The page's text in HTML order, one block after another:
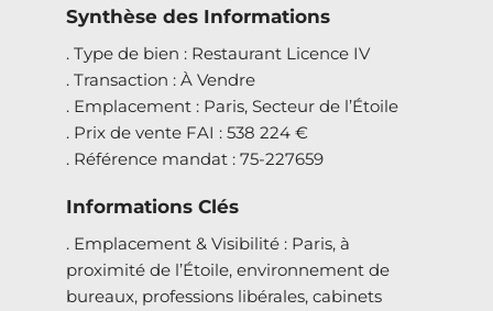
Synthèse des Informations
. Type de bien : Restaurant Licence IV
. Transaction : À Vendre
. Emplacement : Paris, Secteur de l’Étoile
. Prix de vente FAI : 538 224 €
. Référence mandat : 75-227659
Informations Clés
. Emplacement & Visibilité : Paris, à
proximité de l’Étoile, environnement de
bureaux, professions libérales, cabinets